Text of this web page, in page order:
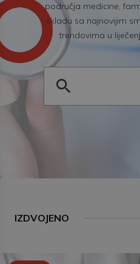
područja medicine,
skladu sa najnovijim
trendovima u
IZDVOJENO